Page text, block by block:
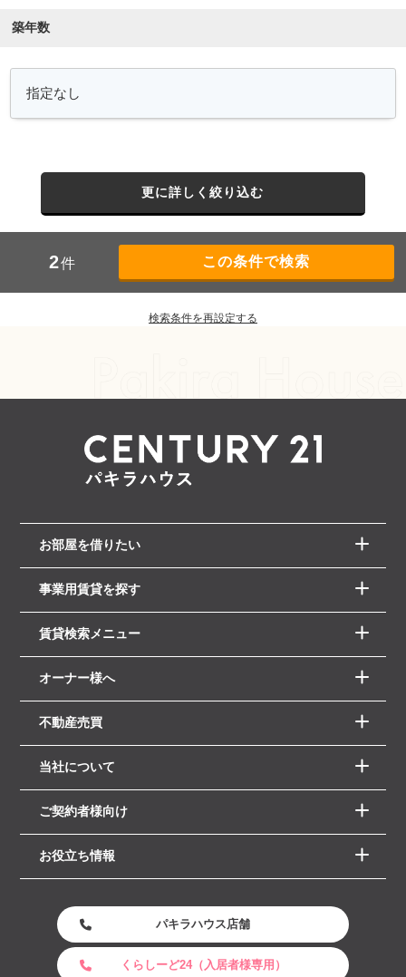
築年数
更に詳しく絞り込む
2件
検索条件を再設定する
お部屋を借りたい
事業用賃貸を探す
賃貸検索メニュー
オーナー様へ
不動産売買
当社について
ご契約者様向け
お役立ち情報
パキラハウス店舗
くらしーど24（入居者様専用）